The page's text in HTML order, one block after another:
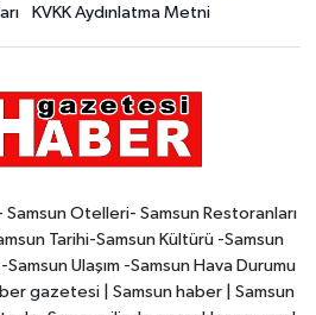
KVKK Aydınlatma Metni
Otelleri- Samsun Restoranları
Tarihi-Samsun Kültürü -Samsun
Samsun Ulaşım -Samsun Hava Durumu
gazetesi | Samsun haber | Samsun